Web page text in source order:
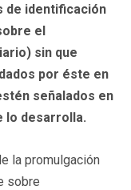
de identificación
el
sin que
por éste en
señalados en
lo desarrolla.
la promulgación
sobre